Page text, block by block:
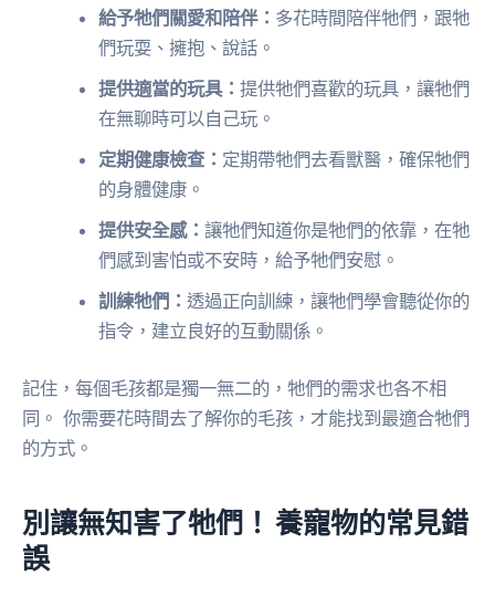
給予牠們關愛和陪伴： 多花時間陪伴牠們，跟牠
們玩耍、擁抱、說話。
提供適當的玩具：提供牠們喜歡的玩具，讓牠們
在無聊時可以自己玩。
定期健康檢查： 定期帶牠們去看獸醫，確保牠們
的身體健康。
提供安全感：讓牠們知道你是牠們的依靠，在牠
們感到害怕或不安時，給予牠們安慰。
訓練牠們：透過正向訓練，讓牠們學會聽從你的
指令，建立良好的互動關係。
記住，每個毛孩都是獨一無二的，牠們的需求也各不相
同。 你需要花時間去了解你的毛孩，才能找到最適合牠們
的方式。
別讓無知害了牠們！ 養寵物的常見錯
誤